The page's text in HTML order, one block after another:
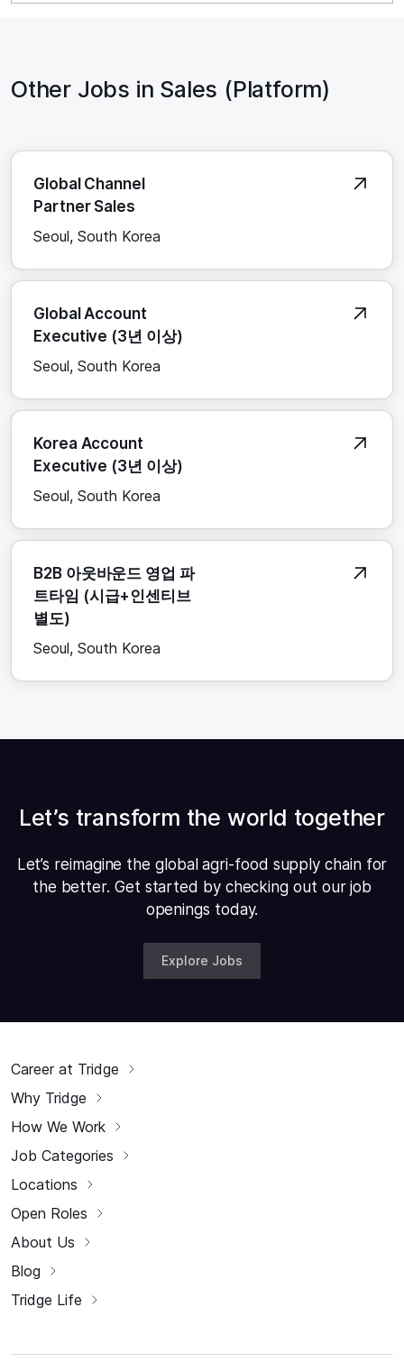
Other Jobs in Sales (Platform)
Global Channel
Partner Sales
Seoul, South Korea
Global Account
Executive (3년 이상)
Seoul, South Korea
Korea Account
Executive (3년 이상)
Seoul, South Korea
B2B 아웃바운드 영업 파
트타임 (시급+인센티브
별도)
Seoul, South Korea
Let’s transform the world together
Let’s reimagine the global agri-food supply chain for
the better. Get started by checking out our job
openings today.
Explore Jobs
Career at Tridge
Why Tridge
How We Work
Job Categories
Locations
Open Roles
About Us
Blog
Tridge Life